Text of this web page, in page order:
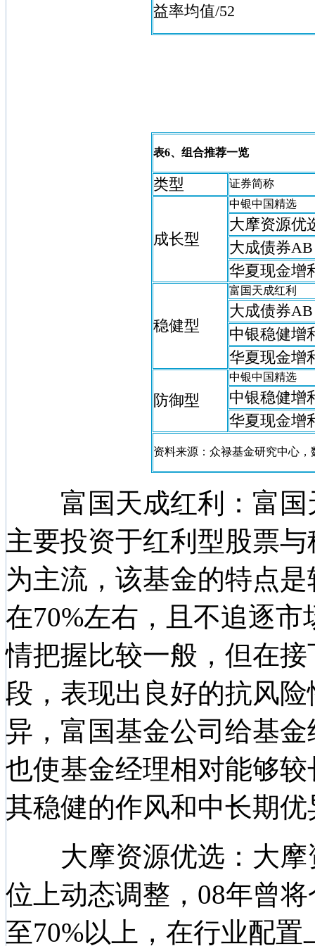
益率均值/52
表6、组合推荐一览
类型 证券简称
成长型
中银中国精选
大摩资源优
大成债券AB
华夏现金增
稳健型
富国天成红利
大成债券AB
中银稳健增
华夏现金增
防御型
中银中国精选
中银稳健增
华夏现金增
资料来源：众禄基金研究中心，
富国天成红利：富国
主要投资于红利型股票
为主流，该基金的特点
在70%左右，且不追逐
情把握比较一般，但在
段，表现出良好的抗风
异，富国基金公司给基
也使基金经理相对能够
其稳健的作风和中长期
大摩资源优选：大摩
位上动态调整，08年曾
至70%以上，在行业配